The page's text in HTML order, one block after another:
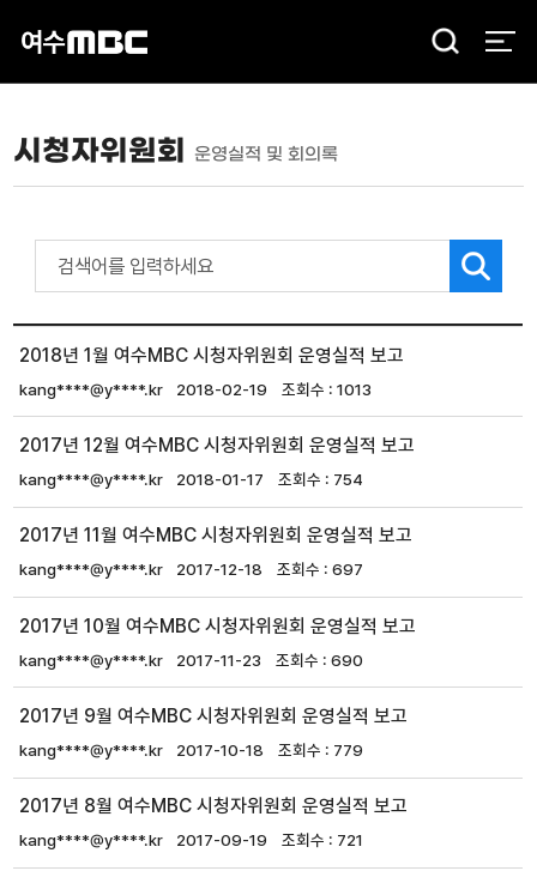
검
시청자위원회 운영실적 및 회의록
2018년 1월 여수MBC 시청자위원회 운영실적 보고
kang****@y****.kr 2018-02-19 1013
2017년 12월 여수MBC 시청자위원회 운영실적 보고
kang****@y****.kr 2018-01-17 754
2017년 11월 여수MBC 시청자위원회 운영실적 보고
kang****@y****.kr 2017-12-18 697
2017년 10월 여수MBC 시청자위원회 운영실적 보고
kang****@y****.kr 2017-11-23 690
2017년 9월 여수MBC 시청자위원회 운영실적 보고
kang****@y****.kr 2017-10-18 779
2017년 8월 여수MBC 시청자위원회 운영실적 보고
kang****@y****.kr 2017-09-19 721